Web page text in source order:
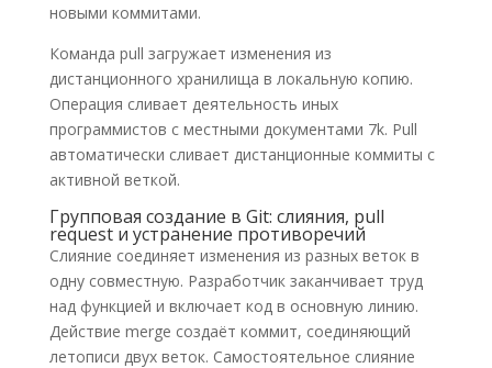
новыми коммитами.
Команда pull загружает изменения из
дистанционного хранилища в локальную копию.
Операция сливает деятельность иных
программистов с местными документами 7k. Pull
автоматически сливает дистанционные коммиты с
активной веткой.
Групповая создание в Git: слияния, pull
request и устранение противоречий
Слияние соединяет изменения из разных веток в
одну совместную. Разработчик заканчивает труд
над функцией и включает код в основную линию.
Действие merge создаёт коммит, соединяющий
летописи двух веток. Самостоятельное слияние